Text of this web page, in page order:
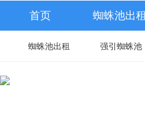
首页 蜘蛛池出租
蜘蛛池出租 强引蜘蛛池